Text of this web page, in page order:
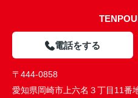
電話をする
〒444-0858
愛知県岡崎市上六名３丁目11番